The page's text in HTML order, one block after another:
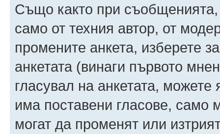
Също както при съобщенията,
само от техния автор, от
промените анкета, изберете
анкетата (винаги първото
гласувал на анкетата,
има поставени гласове, само
могат да променят или